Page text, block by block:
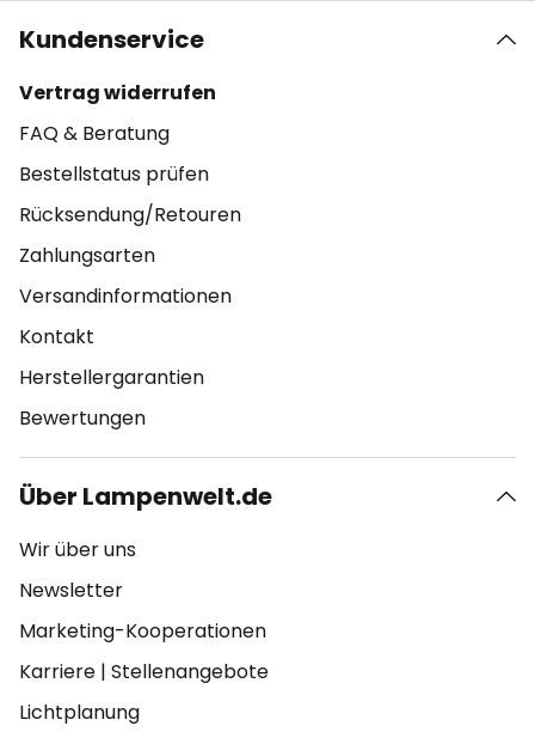
Kundenservice
Vertrag widerrufen
FAQ & Beratung
Bestellstatus prüfen
Rücksendung/Retouren
Zahlungsarten
Versandinformationen
Kontakt
Herstellergarantien
Bewertungen
Über Lampenwelt.de
Wir über uns
Newsletter
Marketing-Kooperationen
Karriere | Stellenangebote
Lichtplanung